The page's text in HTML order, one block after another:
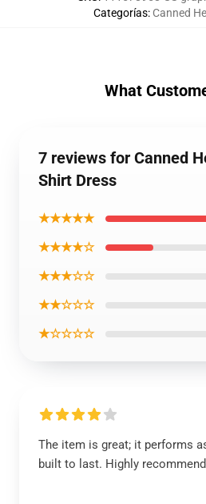
Categorías: Canned
What
7 reviews for Canned
Shirt Dress
★★★★★
★★★★☆
★★★☆☆
★★☆☆☆
★☆☆☆☆
The item is great; it performs
built to last. Highly